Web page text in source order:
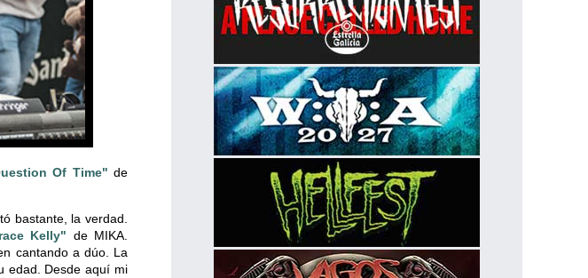
Of Time" de
bastante, la verdad.
Kelly" de MIKA.
cantando a dúo. La
edad. Desde aquí mi